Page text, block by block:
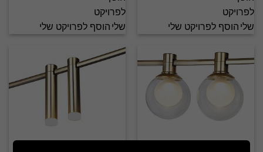
הוסף לפרויקט שלי הוסף לפרויקט שלי